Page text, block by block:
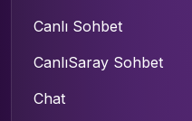
Canlı Sohbet
CanlıSaray Sohbet
Chat